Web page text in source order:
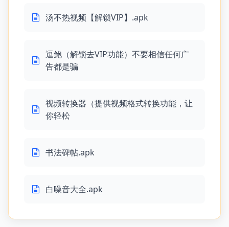
汤不热视频【解锁VIP】.apk
逗鲍（解锁去VIP功能）不要相信任何广
告都是骗
视频转换器（提供视频格式转换功能，让
你轻松
书法碑帖.apk
白噪音大全.apk